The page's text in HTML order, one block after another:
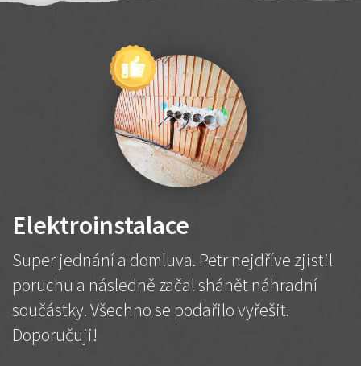
Elektroinstalace
Super jednání a domluva. Petr nejdříve zjistil
poruchu a následně začal shánět náhradní
součástky. Všechno se podařilo vyřešit.
Doporučuji!